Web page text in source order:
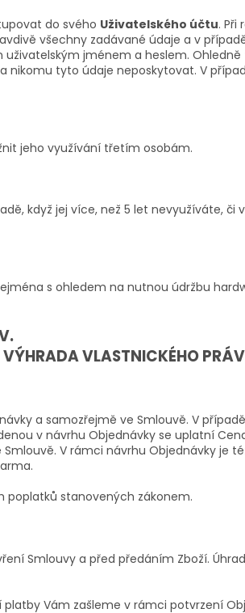
do svého Uživatelského účtu. Při
všechny zadávané údaje a v
uživatelským jménem a heslem.
tyto údaje neposkytovat. V
jeho využívání třetím osobám.
když jej více, než 5 let nevyužíváte, či
s ohledem na nutnou údržbu
VLASTNICKÉHO
a samozřejmě ve Smlouvě. V
v návrhu Objednávky se uplatní
V rámci návrhu Objednávky je
poplatků stanovených zákonem.
Smlouvy a před předáním Zboží.
Vám zašleme v rámci potvrzení